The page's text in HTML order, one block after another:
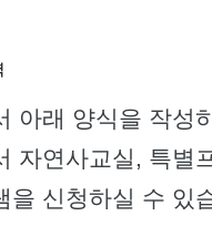
아래 양식을 작성
자연사교실, 특별
을 신청하실 수